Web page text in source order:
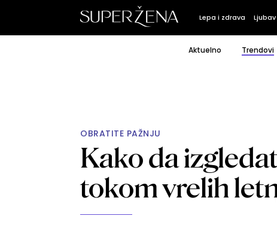
Lepa i zdrava
Aktuelno Trendovi
OBRATITE PAŽNJU
Kako da
tokom vrelih